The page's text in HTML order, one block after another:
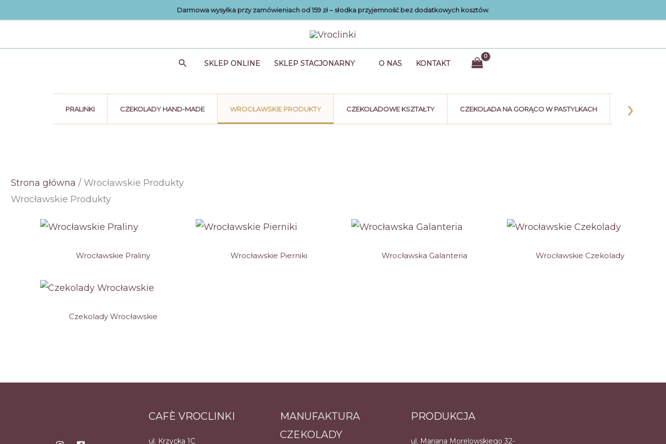
Darmowa wysyłka przy zamówieniach od 159 zł – słodka przyjemność bez dodatkowych kosztów.
SzukajSKLEP ONLINE SKLEP STACJONARNY O NAS KONTAKT
PRALINKI CZEKOLADY HAND-MADE WROCŁAWSKIE PRODUKTY CZEKOLADOWE KSZTAŁTY CZEKOLADA NA GORĄCO W PASTYLKACH KULE
›
Strona główna / Wrocławskie Produkty
Wrocławskie Produkty
Wrocławskie Praliny Wrocławskie Pierniki Wrocławska Galanteria Wrocławskie Czekolady
Czekolady Wrocławskie
CAFÈ VROCLINKI
ul. Krzycka 1C
MANUFAKTURA
CZEKOLADY
PRODUKCJA
ul. Mariana Morelowskiego 32-